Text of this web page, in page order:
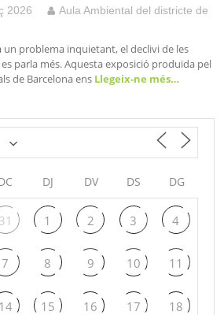
2026
Aula Ambiental del districte de
un problema inquietant, el declivi de les
parla més. Aquesta exposició produïda pel
de Barcelona ens Llegeix-ne més…
DJ DV DS DG
31 1 2 3 4
7 8 9 10 11
14 15 16 17 18